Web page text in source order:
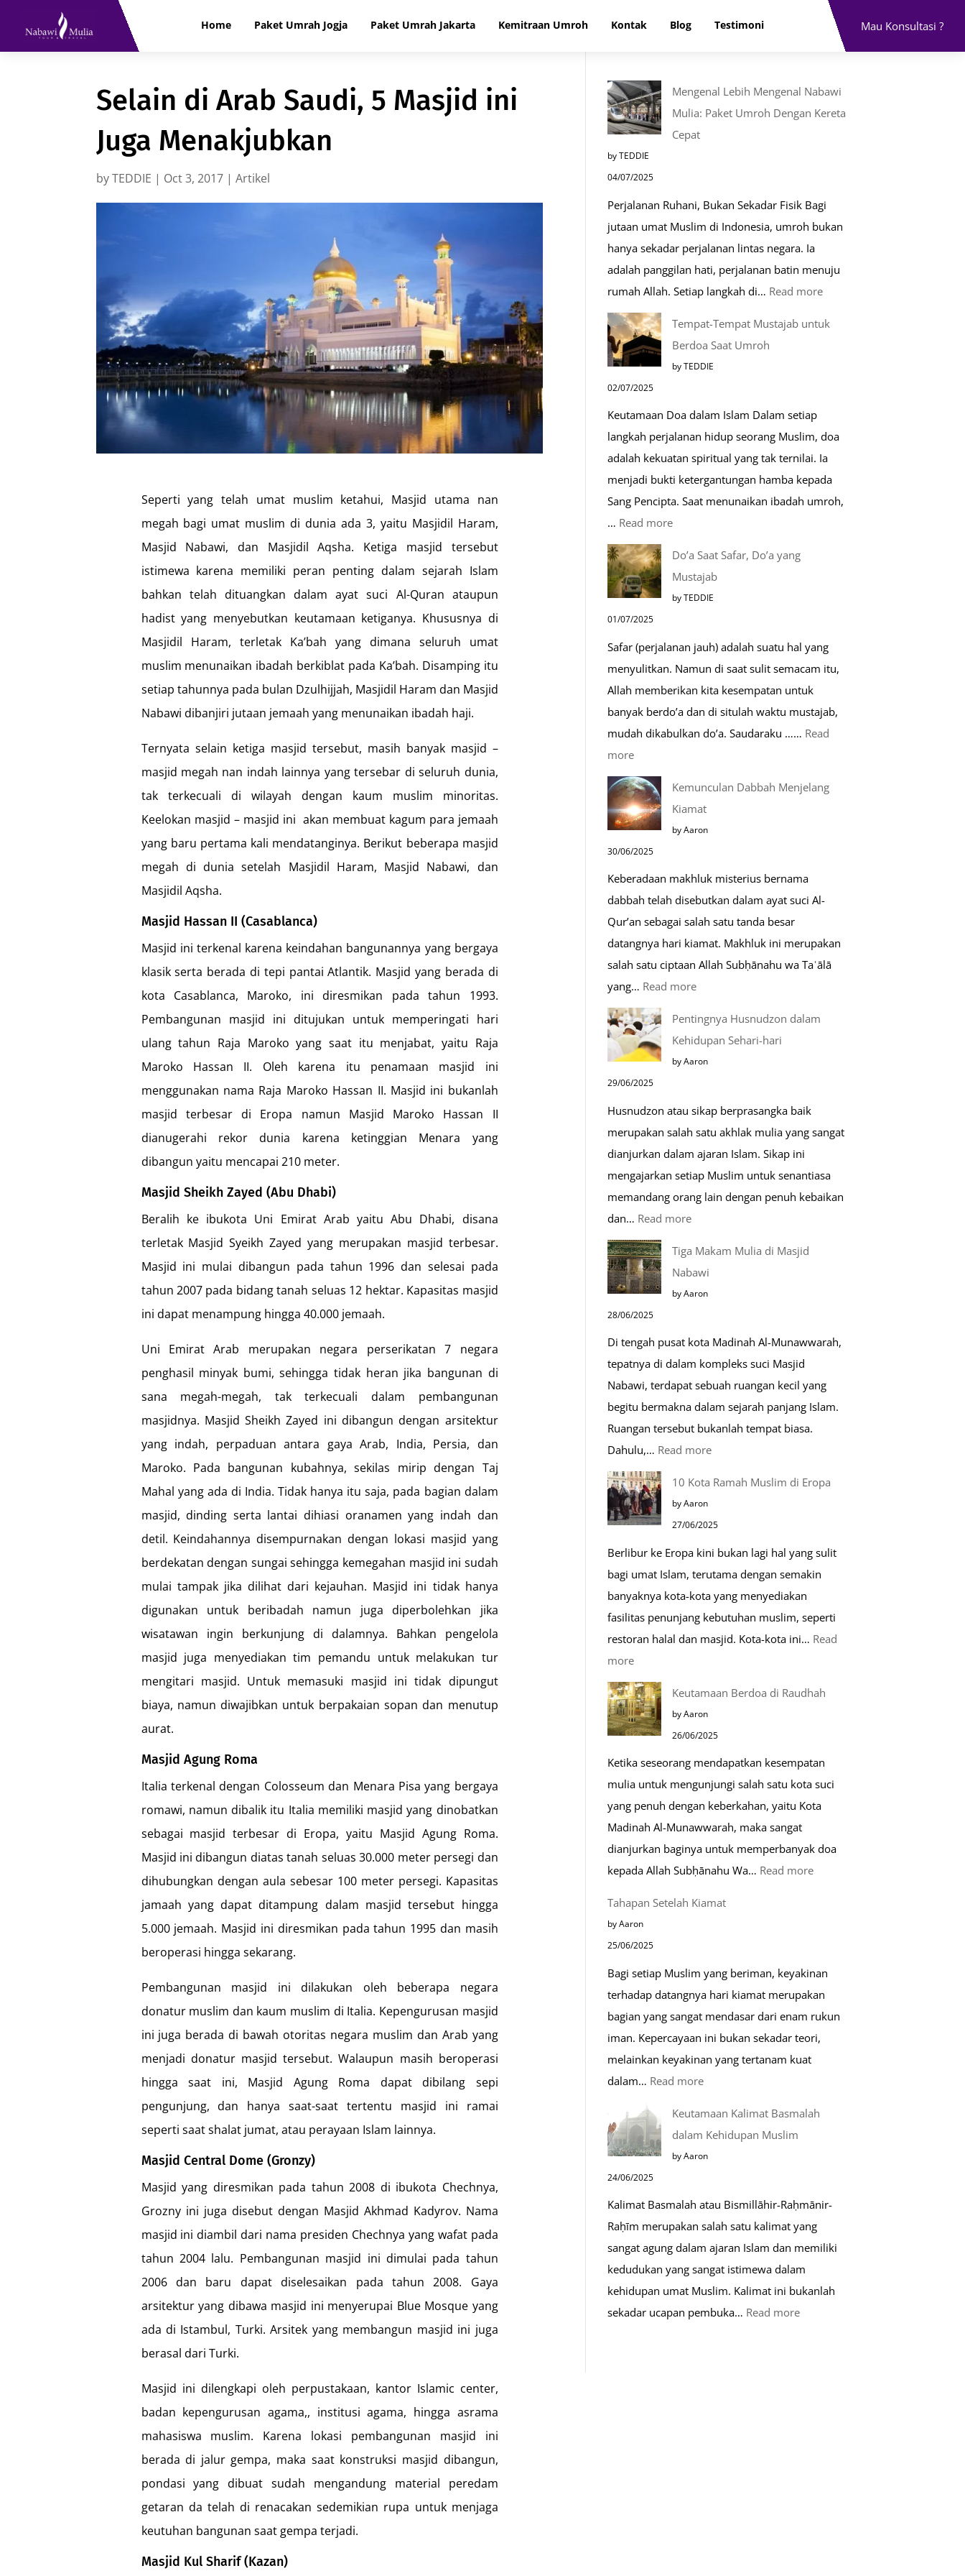
Home Paket Umrah Jogja Paket Umrah Jakarta Kemitraan Umroh Kontak Blog Testimoni Mau Konsultasi ?
Selain di Arab Saudi, 5 Masjid ini
Juga Menakjubkan
byTEDDIE | Oct 3, 2017 |Artikel
Seperti yang telah umat muslim ketahui, Masjid utama nan
megah bagi umat muslim di dunia ada 3, yaitu Masjidil Haram,
Masjid Nabawi, dan Masjidil Aqsha. Ketiga masjid tersebut
istimewa karena memiliki peran penting dalam sejarah Islam
bahkan telah dituangkan dalam ayat suci Al-Quran ataupun
hadist yang menyebutkan keutamaan ketiganya. Khususnya di
Masjidil Haram, terletak Ka’bah yang dimana seluruh umat
muslim menunaikan ibadah berkiblat pada Ka’bah. Disamping itu
setiap tahunnya pada bulan Dzulhijjah, Masjidil Haram dan Masjid
Nabawi dibanjiri jutaan jemaah yang menunaikan ibadah haji.
Ternyata selain ketiga masjid tersebut, masih banyak masjid –
masjid megah nan indah lainnya yang tersebar di seluruh dunia,
tak terkecuali di wilayah dengan kaum muslim minoritas.
Keelokan masjid – masjid ini akan membuat kagum para jemaah
yang baru pertama kali mendatanginya. Berikut beberapa masjid
megah di dunia setelah Masjidil Haram, Masjid Nabawi, dan
Masjidil Aqsha.
Masjid Hassan II (Casablanca)
Masjid ini terkenal karena keindahan bangunannya yang bergaya
klasik serta berada di tepi pantai Atlantik. Masjid yang berada di
kota Casablanca, Maroko, ini diresmikan pada tahun 1993.
Pembangunan masjid ini ditujukan untuk memperingati hari
ulang tahun Raja Maroko yang saat itu menjabat, yaitu Raja
Maroko Hassan II. Oleh karena itu penamaan masjid ini
menggunakan nama Raja Maroko Hassan II. Masjid ini bukanlah
masjid terbesar di Eropa namun Masjid Maroko Hassan II
dianugerahi rekor dunia karena ketinggian Menara yang
dibangun yaitu mencapai 210 meter.
Masjid Sheikh Zayed (Abu Dhabi)
Beralih ke ibukota Uni Emirat Arab yaitu Abu Dhabi, disana
terletak Masjid Syeikh Zayed yang merupakan masjid terbesar.
Masjid ini mulai dibangun pada tahun 1996 dan selesai pada
tahun 2007 pada bidang tanah seluas 12 hektar. Kapasitas masjid
ini dapat menampung hingga 40.000 jemaah.
Uni Emirat Arab merupakan negara perserikatan 7 negara
penghasil minyak bumi, sehingga tidak heran jika bangunan di
sana megah-megah, tak terkecuali dalam pembangunan
masjidnya. Masjid Sheikh Zayed ini dibangun dengan arsitektur
yang indah, perpaduan antara gaya Arab, India, Persia, dan
Maroko. Pada bangunan kubahnya, sekilas mirip dengan Taj
Mahal yang ada di India. Tidak hanya itu saja, pada bagian dalam
masjid, dinding serta lantai dihiasi oranamen yang indah dan
detil. Keindahannya disempurnakan dengan lokasi masjid yang
berdekatan dengan sungai sehingga kemegahan masjid ini sudah
mulai tampak jika dilihat dari kejauhan. Masjid ini tidak hanya
digunakan untuk beribadah namun juga diperbolehkan jika
wisatawan ingin berkunjung di dalamnya. Bahkan pengelola
masjid juga menyediakan tim pemandu untuk melakukan tur
mengitari masjid. Untuk memasuki masjid ini tidak dipungut
biaya, namun diwajibkan untuk berpakaian sopan dan menutup
aurat.
Masjid Agung Roma
Italia terkenal dengan Colosseum dan Menara Pisa yang bergaya
romawi, namun dibalik itu Italia memiliki masjid yang dinobatkan
sebagai masjid terbesar di Eropa, yaitu Masjid Agung Roma.
Masjid ini dibangun diatas tanah seluas 30.000 meter persegi dan
dihubungkan dengan aula sebesar 100 meter persegi. Kapasitas
jamaah yang dapat ditampung dalam masjid tersebut hingga
5.000 jemaah. Masjid ini diresmikan pada tahun 1995 dan masih
beroperasi hingga sekarang.
Pembangunan masjid ini dilakukan oleh beberapa negara
donatur muslim dan kaum muslim di Italia. Kepengurusan masjid
ini juga berada di bawah otoritas negara muslim dan Arab yang
menjadi donatur masjid tersebut. Walaupun masih beroperasi
hingga saat ini, Masjid Agung Roma dapat dibilang sepi
pengunjung, dan hanya saat-saat tertentu masjid ini ramai
seperti saat shalat jumat, atau perayaan Islam lainnya.
Masjid Central Dome (Gronzy)
Masjid yang diresmikan pada tahun 2008 di ibukota Chechnya,
Grozny ini juga disebut dengan Masjid Akhmad Kadyrov. Nama
masjid ini diambil dari nama presiden Chechnya yang wafat pada
tahun 2004 lalu. Pembangunan masjid ini dimulai pada tahun
2006 dan baru dapat diselesaikan pada tahun 2008. Gaya
arsitektur yang dibawa masjid ini menyerupai Blue Mosque yang
ada di Istambul, Turki. Arsitek yang membangun masjid ini juga
berasal dari Turki.
Masjid ini dilengkapi oleh perpustakaan, kantor Islamic center,
badan kepengurusan agama,, institusi agama, hingga asrama
mahasiswa muslim. Karena lokasi pembangunan masjid ini
berada di jalur gempa, maka saat konstruksi masjid dibangun,
pondasi yang dibuat sudah mengandung material peredam
getaran da telah di renacakan sedemikian rupa untuk menjaga
keutuhan bangunan saat gempa terjadi.
Masjid Kul Sharif (Kazan)
Mengenal Lebih Mengenal Nabawi
Mulia: Paket Umroh Dengan Kereta
Cepat
by TEDDIE
04/07/2025
Perjalanan Ruhani, Bukan Sekadar Fisik Bagi
jutaan umat Muslim di Indonesia, umroh bukan
hanya sekadar perjalanan lintas negara. Ia
adalah panggilan hati, perjalanan batin menuju
rumah Allah. Setiap langkah di… Read more:
Umroh
Dengan
Kereta
Cepat
Tempat-Tempat Mustajab untuk
Berdoa Saat Umroh
by TEDDIE
02/07/2025
Keutamaan Doa dalam Islam Dalam setiap
langkah perjalanan hidup seorang Muslim, doa
adalah kekuatan spiritual yang tak ternilai. Ia
menjadi bukti ketergantungan hamba kepada
Sang Pencipta. Saat menunaikan ibadah umroh,
… Read more:
Mustajab
Saat
Umroh
Do’a Saat Safar, Do’a yang
Mustajab
by TEDDIE
01/07/2025
Safar (perjalanan jauh) adalah suatu hal yang
menyulitkan. Namun di saat sulit semacam itu,
Allah memberikan kita kesempatan untuk
banyak berdo’a dan di situlah waktu mustajab,
mudah dikabulkan do’a. Saudaraku …… Read
more:
Do’a
Saat
Safar,
Mustajab
Kemunculan Dabbah Menjelang
Kiamat
by Aaron
30/06/2025
Keberadaan makhluk misterius bernama
dabbah telah disebutkan dalam ayat suci Al-
Qur’an sebagai salah satu tanda besar
datangnya hari kiamat. Makhluk ini merupakan
salah satu ciptaan Allah Subḥānahu wa Taʿālā
yang… Read more:
Dabbah
Menjelang
Pentingnya Husnudzon dalam
Kehidupan Sehari-hari
by Aaron
29/06/2025
Husnudzon atau sikap berprasangka baik
merupakan salah satu akhlak mulia yang sangat
dianjurkan dalam ajaran Islam. Sikap ini
mengajarkan setiap Muslim untuk senantiasa
memandang orang lain dengan penuh kebaikan
dan… Read more:
hari
Tiga Makam Mulia di Masjid
Nabawi
by Aaron
28/06/2025
Di tengah pusat kota Madinah Al-Munawwarah,
tepatnya di dalam kompleks suci Masjid
Nabawi, terdapat sebuah ruangan kecil yang
begitu bermakna dalam sejarah panjang Islam.
Ruangan tersebut bukanlah tempat biasa.
Dahulu,… Read more:
Masjid
Nabawi
10 Kota Ramah Muslim di Eropa
by Aaron
27/06/2025
Berlibur ke Eropa kini bukan lagi hal yang sulit
bagi umat Islam, terutama dengan semakin
banyaknya kota-kota yang menyediakan
fasilitas penunjang kebutuhan muslim, seperti
restoran halal dan masjid. Kota-kota ini… Read
more:
10
Kota
Ramah
di
Eropa
Keutamaan Berdoa di Raudhah
by Aaron
26/06/2025
Ketika seseorang mendapatkan kesempatan
mulia untuk mengunjungi salah satu kota suci
yang penuh dengan keberkahan, yaitu Kota
Madinah Al-Munawwarah, maka sangat
dianjurkan baginya untuk memperbanyak doa
kepada Allah Subḥānahu Wa… Read more:
Tahapan Setelah Kiamat
by Aaron
25/06/2025
Bagi setiap Muslim yang beriman, keyakinan
terhadap datangnya hari kiamat merupakan
bagian yang sangat mendasar dari enam rukun
iman. Kepercayaan ini bukan sekadar teori,
melainkan keyakinan yang tertanam kuat
dalam… Read more:
Keutamaan Kalimat Basmalah
dalam Kehidupan Muslim
by Aaron
24/06/2025
Kalimat Basmalah atau Bismillāhir-Raḥmānir-
Raḥīm merupakan salah satu kalimat yang
sangat agung dalam ajaran Islam dan memiliki
kedudukan yang sangat istimewa dalam
kehidupan umat Muslim. Kalimat ini bukanlah
sekadar ucapan pembuka… Read more: